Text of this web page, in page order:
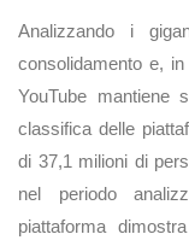
Analizzando i
consolidamento e,
YouTube mantiene
classifica delle
di 37,1 milioni di
nel periodo
piattaforma